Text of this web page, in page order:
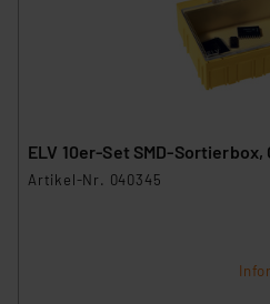
ELV 10er-Set SMD-Sortierbox,
Artikel-Nr. 040345